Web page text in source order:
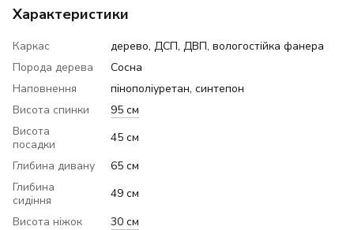
Характеристики
Каркас
дерево, ДСП, ДВП, вологостійка фанера
Порода дерева
Сосна
Наповнення
пінополіуретан, синтепон
Висота спинки
95 см
Висота
посадки
45 см
Глибина дивану
65 см
Глибина
сидіння
49 см
Висота ніжок
30 см